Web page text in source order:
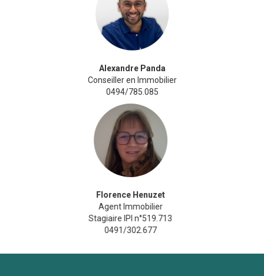
Alexandre Panda
Conseiller en Immobilier
0494/785.085
Florence Henuzet
Agent Immobilier
Stagiaire IPI n°519.713
0491/302.677